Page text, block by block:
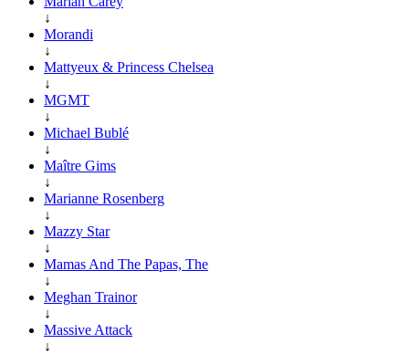
↓
Morandi
↓
Mattyeux & Princess Chelsea
↓
MGMT
↓
Michael Bublé
↓
Maître Gims
↓
Marianne Rosenberg
↓
Mazzy Star
↓
Mamas And The Papas, The
↓
Meghan Trainor
↓
Massive Attack
↓